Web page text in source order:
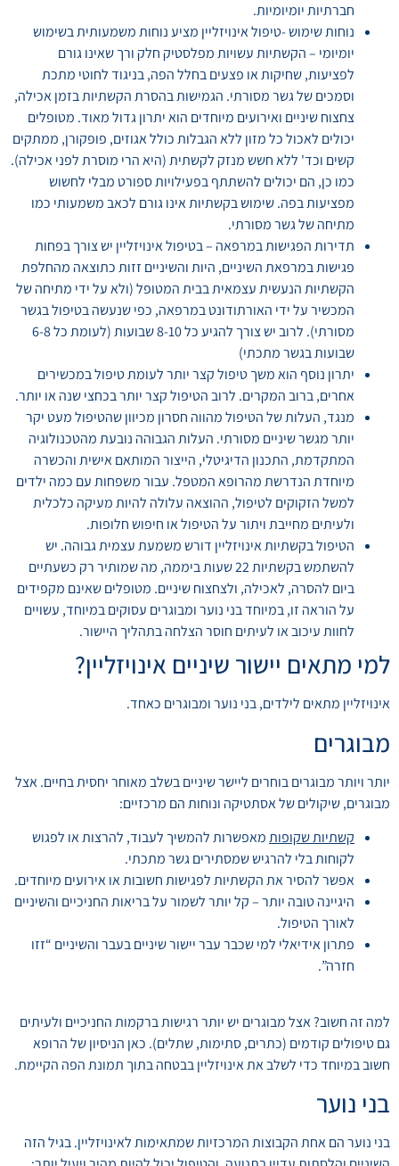
חברתיות יומיומיות.
נוחות שימוש -טיפול אינויזליין מציע נוחות משמעותית בשימוש
יומיומי – הקשתיות עשויות מפלסטיק חלק ורך שאינו גורם
לפציעות, שחיקות או פצעים בחלל הפה, בניגוד לחוטי מתכת
וסמכים של גשר מסורתי. הגמישות בהסרת הקשתיות בזמן אכילה,
צחצוח שיניים ואירועים מיוחדים הוא יתרון גדול מאוד. מטופלים
יכולים לאכול כל מזון ללא הגבלות כולל אגוזים, פופקורן, ממתקים
קשים וכד' ללא חשש מנזק לקשתית (היא הרי מוסרת לפני אכילה).
כמו כן, הם יכולים להשתתף בפעילויות ספורט מבלי לחשוש
מפציעות בפה. שימוש בקשתיות אינו גורם לכאב משמעותי כמו
מתיחה של גשר מסורתי.
תדירות הפגישות במרפאה – בטיפול אינויזליין יש צורך בפחות
פגישות במרפאת השיניים, היות והשיניים זזות כתוצאה מהחלפת
הקשתיות הנעשית עצמאית בבית המטופל (ולא על ידי מתיחה של
המכשיר על ידי האורתודונט במרפאה, כפי שנעשה בטיפול בגשר
מסורתי). לרוב יש צורך להגיע כל 8-10 שבועות (לעומת כל 6-8
שבועות בגשר מתכתי)
יתרון נוסף הוא משך טיפול קצר יותר לעומת טיפול במכשירים
אחרים, ברוב המקרים. לרוב הטיפול קצר יותר בכחצי שנה או יותר.
מנגד, העלות של הטיפול מהווה חסרון מכיוון שהטיפול מעט יקר
יותר מגשר שיניים מסורתי. העלות הגבוהה נובעת מהטכנולוגיה
המתקדמת, התכנון הדיגיטלי, הייצור המותאם אישית והכשרה
מיוחדת הנדרשת מהרופא המטפל. עבור משפחות עם כמה ילדים
למשל הזקוקים לטיפול, ההוצאה עלולה להיות מעיקה כלכלית
ולעיתים מחייבת ויתור על הטיפול או חיפוש חלופות.
הטיפול בקשתיות אינויזליין דורש משמעת עצמית גבוהה. יש
להשתמש בקשתיות 22 שעות ביממה, מה שמותיר רק כשעתיים
ביום להסרה, לאכילה, ולצחצוח שיניים. מטופלים שאינם מקפידים
על הוראה זו, במיוחד בני נוער ומבוגרים עסוקים במיוחד, עשויים
לחוות עיכוב או לעיתים חוסר הצלחה בתהליך היישור.
למי מתאים יישור שיניים אינויזליין?
אינויזליין מתאים לילדים, בני נוער ומבוגרים כאחד.
מבוגרים
יותר ויותר מבוגרים בוחרים ליישר שיניים בשלב מאוחר יחסית בחיים. אצל
מבוגרים, שיקולים של אסתטיקה ונוחות הם מרכזיים:
קשתיות שקופותמאפשרות להמשיך לעבוד, להרצות או לפגוש
לקוחות בלי להרגיש שמסתירים גשר מתכתי.
אפשר להסיר את הקשתיות לפגישות חשובות או אירועים מיוחדים.
היגיינה טובה יותר – קל יותר לשמור על בריאות החניכיים והשיניים
לאורך הטיפול.
פתרון אידיאלי למי שכבר עבר יישור שיניים בעבר והשיניים “זזו
חזרה”.
למה זה חשוב? אצל מבוגרים יש יותר רגישות ברקמות החניכיים ולעיתים
גם טיפולים קודמים (כתרים, סתימות, שתלים). כאן הניסיון של הרופא
חשוב במיוחד כדי לשלב את אינויזליין בבטחה בתוך תמונת הפה הקיימת.
בני נוער
בני נוער הם אחת הקבוצות המרכזיות שמתאימות לאינויזליין. בגיל הזה